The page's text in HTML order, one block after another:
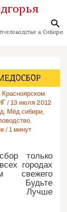
в Сибири
Красноярском
/13 июля 2012
Мёд сибири
/1 минут
только
городах
свежего
Лучше